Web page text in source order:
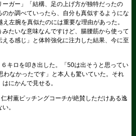
ーガー」「結構、足の上げ方が独特だったの
か調べていったら、自分も真似するようにな
左腕を真似たのには重要な理由があった。
みたいな意味なんですけど、腸腰筋から使って
る感じ」と体幹強化に注力した結果、今に至
キロを叩き出した。「50は出そうと思ってい
わなかったです」と本人も驚いていた。それ
にかんで見せる。
村薫ピッチングコーチが絶賛しただけある逸
。